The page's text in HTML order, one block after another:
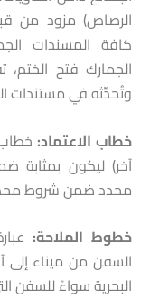
الرصاص) مزود من
كافة المسندات
الجمارك فتح
وتُحدِّثه في مستندات
خطاب الاعتماد:
آخر) ليكون
محدد ضمن شروط
خطوط الملاحة:
السفن من ميناء إلى
البحرية سواءً للسفن